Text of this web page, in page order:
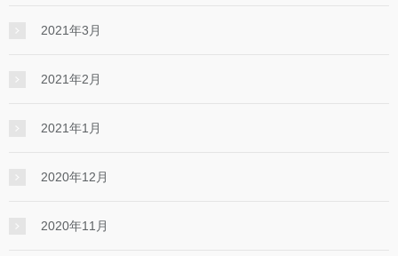
2021年3月
2021年2月
2021年1月
2020年12月
2020年11月